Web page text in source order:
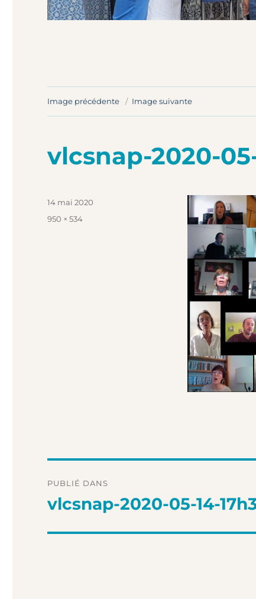
Image précédente Image suivante
vlcsnap-2020-
Publié
le
14 mai 2020
Taille
950 × 534
de
PUBLIÉ DANS
vlcsnap-2020-05-14-